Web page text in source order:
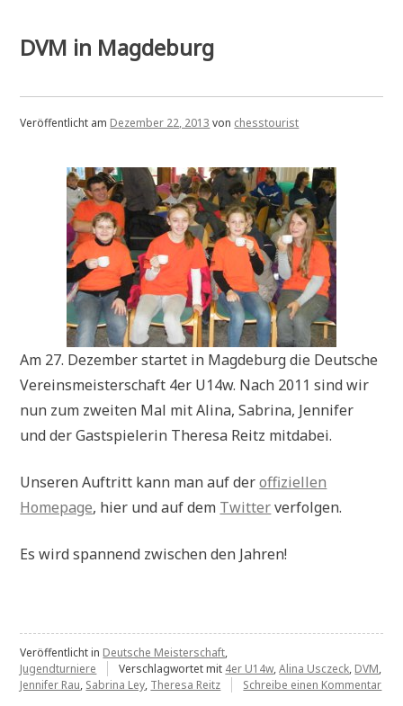
DVM in Magdeburg
Veröffentlicht am Dezember 22, 2013 von chesstourist
Am 27. Dezember startet in Magdeburg die Deutsche
Vereinsmeisterschaft 4er U14w. Nach 2011 sind wir
nun zum zweiten Mal mit Alina, Sabrina, Jennifer
und der Gastspielerin Theresa Reitz mitdabei.
Unseren Auftritt kann man auf deroffiziellen
Homepage, hier und auf dem Twitterverfolgen.
Es wird spannend zwischen den Jahren!
Veröffentlicht in Deutsche Meisterschaft,
Jugendturniere
Verschlagwortet mit 4er U14w,Alina Usczeck, DVM,
Jennifer Rau, Sabrina Ley, Theresa Reitz Schreibe einen Kommentarzu